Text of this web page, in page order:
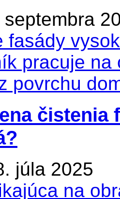
septembra
čistenia
júla 2025